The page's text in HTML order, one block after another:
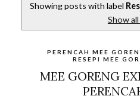
Showing posts with label
Show
PERENCAH MEE
RESEPI MEE
MEE GORENG